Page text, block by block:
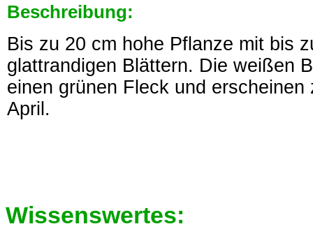
Beschreibung:
Bis zu 20 cm hohe Pflanze mit bis
glattrandigen Blättern. Die weißen
einen grünen Fleck und
April.
Wissenswertes: